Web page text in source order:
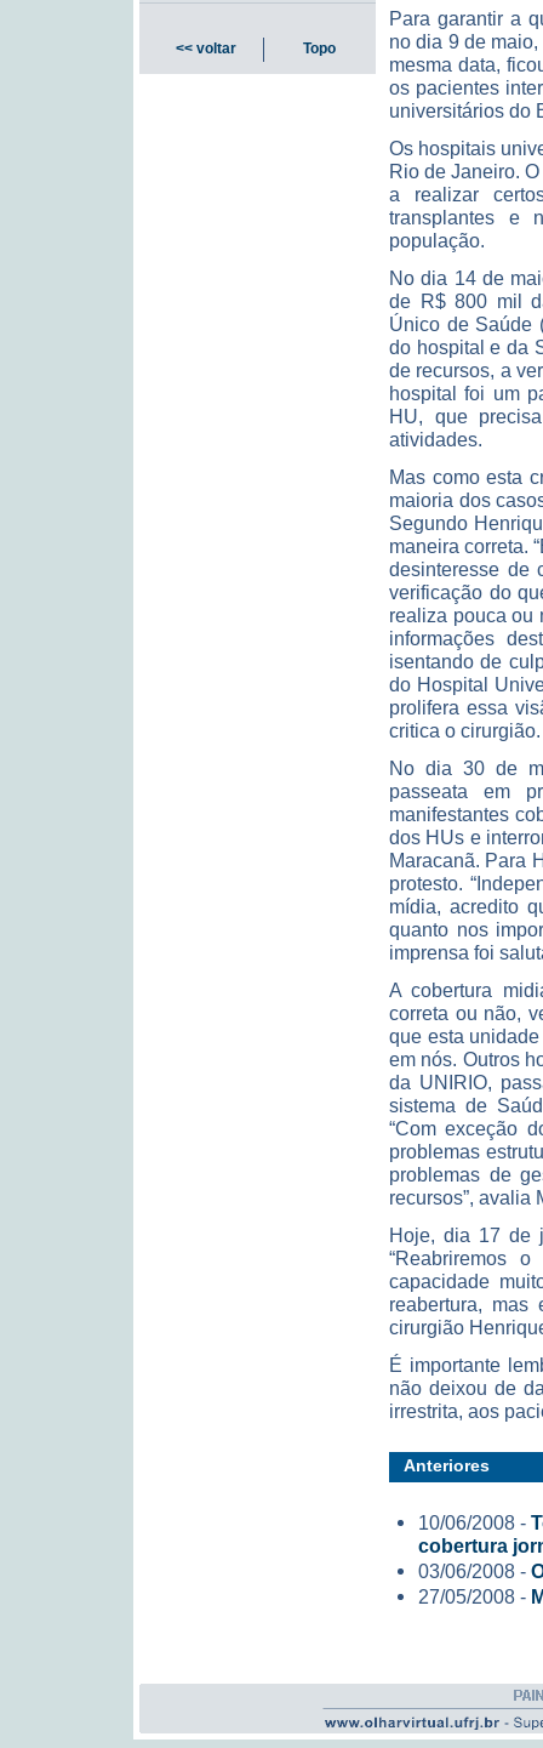
Para garantir a
no dia 9 de
mesma data,
os pacientes
universitários do
Os hospitais
Rio de Janeiro.
a realizar
transplantes e
população.
No dia 14 de
de R$ 800 mil
Único de Saúde
do hospital e da
de recursos, a
hospital foi um
HU, que
atividades.
Mas como esta
maioria dos
Segundo
maneira correta.
desinteresse de
verificação do
realiza pouca ou
informações
isentando de
do Hospital
prolifera essa
critica o cirurgião.
No dia 30 de
passeata em
manifestantes
dos HUs e
Maracanã. Para
protesto.
mídia, acredito
quanto nos
imprensa foi
A cobertura
correta ou não,
que esta
em nós. Outros
da UNIRIO,
sistema de
“Com exceção
problemas
problemas de
recursos”, avalia
Hoje, dia 17 de
“Reabriremos
capacidade
reabertura,
cirurgião
É importante
não deixou de
irrestrita, aos
Anteriores
10/06/2008 -
cobertura
03/06/2008 -
27/05/2008 -
<< voltar Topo